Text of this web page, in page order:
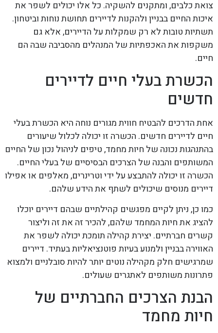
צואת כלבים, ומתקנים להשקיה. כל אלו יכולים לשפר את
איכות החיים בבניין ולהקנות לדיירים תחושת נוחות וביטחון.
תשתיות טובות לא רק שמקלות על הדיירים, אלא גם
משקפות את האכפתיות של המנהלים מהסביבה שבה הם
חיים.
הכשרת בעלי חיים לדיירים
חדשים
אחת הדרכים להבטיח חווית מגורים נוחה היא הכשרת בעלי
חיים לדיירים חדשים. הכשרה זו יכולה לכלול שיעורים
בהתנהגות נכונה של חיות מחמד, טיפים לניהול נכון של החיים
המשותפים והבנה של הצרכים הבסיסיים של בעלי החיים.
הכשרה זו יכולה להתבצע על ידי וטרינרים, מאלפים או אפילו
דיירים מנוסים שיכולים לשתף את הידע שלהם.
כמו כן, ניתן לקיים מפגשים קהילתיים שבהם דיירים יוכלו
להציג את חיות המחמד שלהם, להכיר זה את זה וליצור
קשרים חברתיים. יצירת קהילה תומכת יכולה לשפר את
האווירה בבניין ולמנוע בעיות פוטנציאליות בעתיד. דיירים
שמרגישים חלק מקהילה נוטים יותר להיות סובלניים ולמצוא
פתרונות משותפים לאתגרים שעולים.
הבנת הצרכים החברתיים של
חיות מחמד